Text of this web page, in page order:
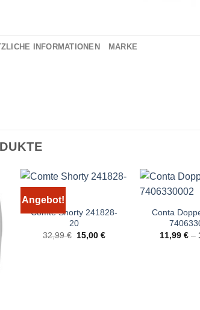
INFORMATIONEN MARKE
Angebot!
Comte Shorty 241828-
20
32,99€ Ursprünglicher
15,00€Aktueller
Conta
11,99€ –